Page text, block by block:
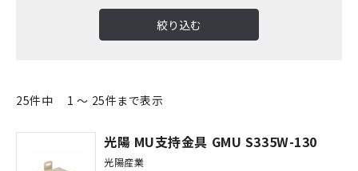
絞り込む
25件中 1 ～ 25件まで表示
光陽 MU支持金具 GMU S335W-130
光陽産業